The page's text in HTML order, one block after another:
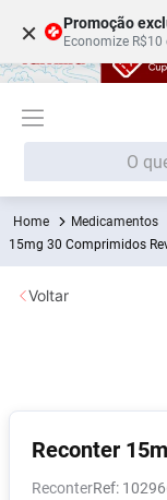
× Promoção
Economize
O que você está
Medicamentos
15mg 30 Comprimidos
Reconter
Reconter :
Voltar
Termos
1º Fralda
2
5º Fralda G
6º Shampoo
7º